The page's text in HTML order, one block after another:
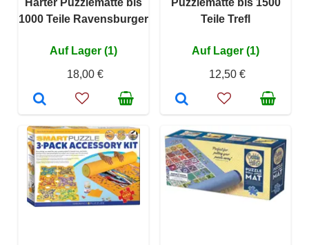
1000 Teile Ravensburger
Auf Lager (1)
18,00 €
Teile Trefl
Auf Lager (1)
12,50 €